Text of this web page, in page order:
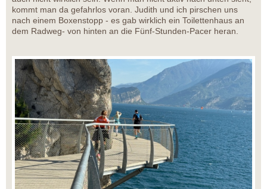
kommt man da gefahrlos voran. Judith und ich pirschen uns
nach einem Boxenstopp - es gab wirklich ein Toilettenhaus an
dem Radweg- von hinten an die Fünf-Stunden-Pacer heran.